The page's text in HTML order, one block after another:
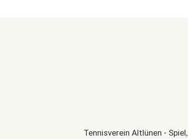
Tennisverein Altlünen - Spiel,